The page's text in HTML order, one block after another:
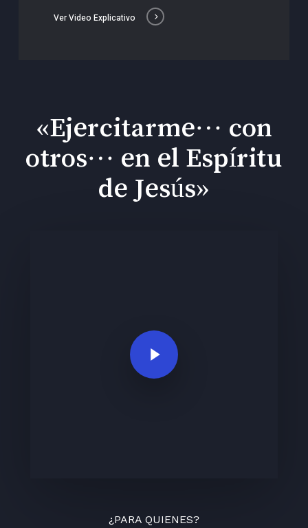
Ver Video Explicativo
«Ejercitarme… con
otros… en el Espíritu
de Jesús»
Play Video
¿PARA QUIENES?